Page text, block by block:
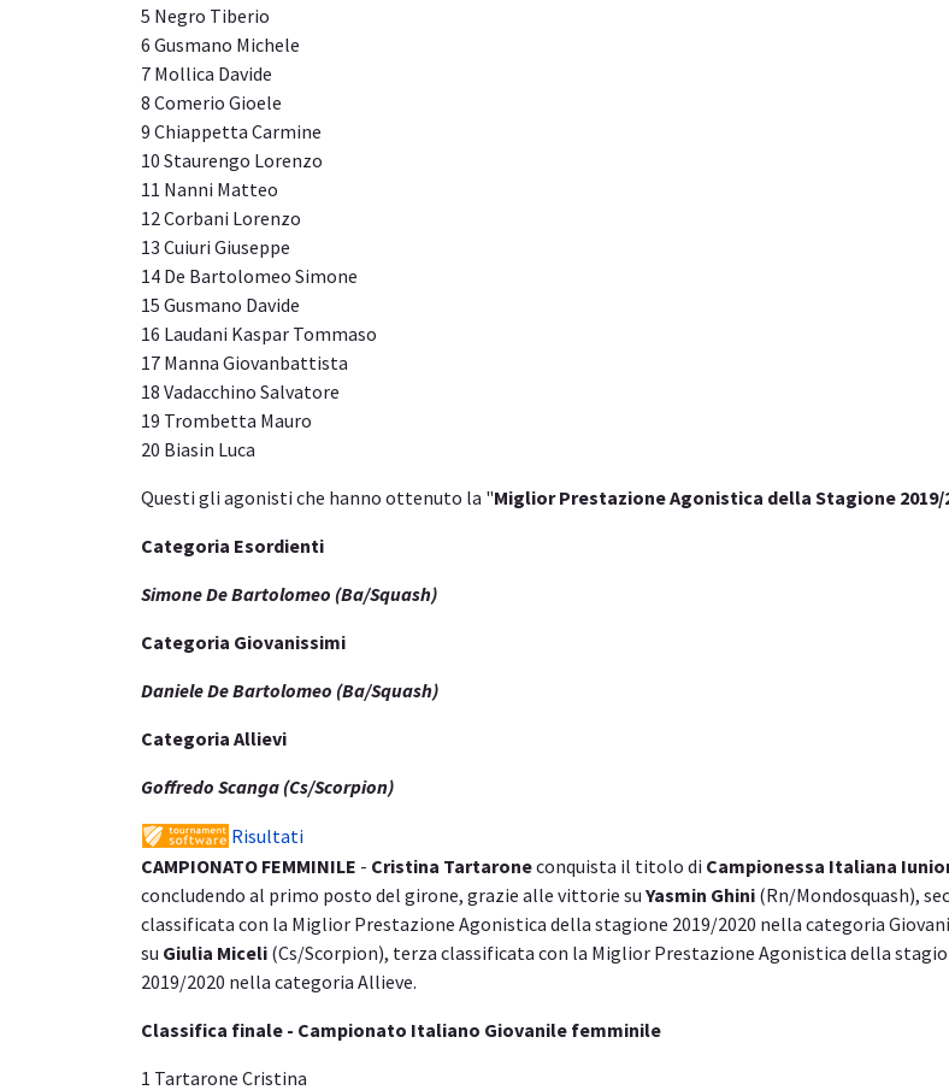
5 Negro Tiberio
6 Gusmano Michele
7 Mollica Davide
8 Comerio Gioele
9 Chiappetta Carmine
10 Staurengo Lorenzo
11 Nanni Matteo
12 Corbani Lorenzo
13 Cuiuri Giuseppe
14 De Bartolomeo Simone
15 Gusmano Davide
16 Laudani Kaspar Tommaso
17 Manna Giovanbattista
18 Vadacchino Salvatore
19 Trombetta Mauro
20 Biasin Luca
Questi gli agonisti che hanno ottenuto la "Miglior Prestazione Agonistica della Stagione 2019/
Categoria Esordienti
Simone De Bartolomeo (Ba/Squash)
Categoria Giovanissimi
Daniele De Bartolomeo (Ba/Squash)
Categoria Allievi
Goffredo Scanga (Cs/Scorpion)
Risultati
CAMPIONATO FEMMINILE - Cristina Tartaroneconquista il titolo di Campionessa Italiana
concludendo al primo posto del girone, grazie alle vittorie su Yasmin Ghini (Rn/Mondosquash),
classificata con la Miglior Prestazione Agonistica della stagione 2019/2020 nella categoria
su Giulia Miceli (Cs/Scorpion), terza classificata con la Miglior Prestazione Agonistica della
2019/2020 nella categoria Allieve.
Classifica finale - Campionato Italiano Giovanile femminile
1 Tartarone Cristina